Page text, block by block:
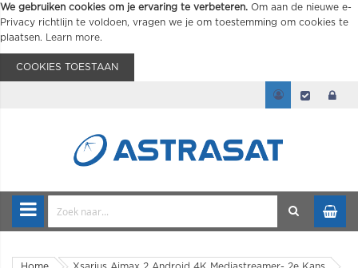
We gebruiken cookies om je ervaring te verbeteren. Om aan de nieuwe e-
Privacy richtlijn te voldoen, vragen we je om toestemming om cookies te
plaatsen.
Learn more.
COOKIES TOESTAAN